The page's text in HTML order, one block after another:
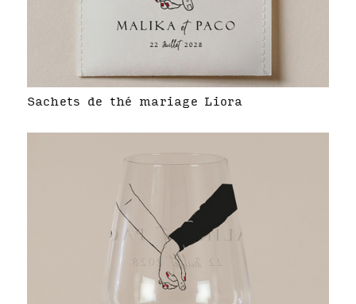
Sachets de thé mariage Liora